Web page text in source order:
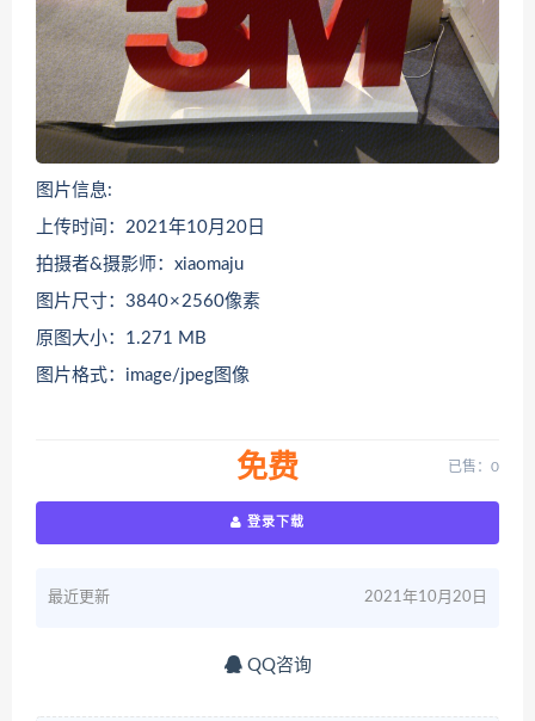
图片信息:
上传时间：2021年10月20日
拍摄者&摄影师：xiaomaju
图片尺寸：3840 × 2560像素
原图大小：1.271 MB
图片格式：image/jpeg图像
免费 已售：0
登录下载
最近更新 2021年10月20日
QQ咨询